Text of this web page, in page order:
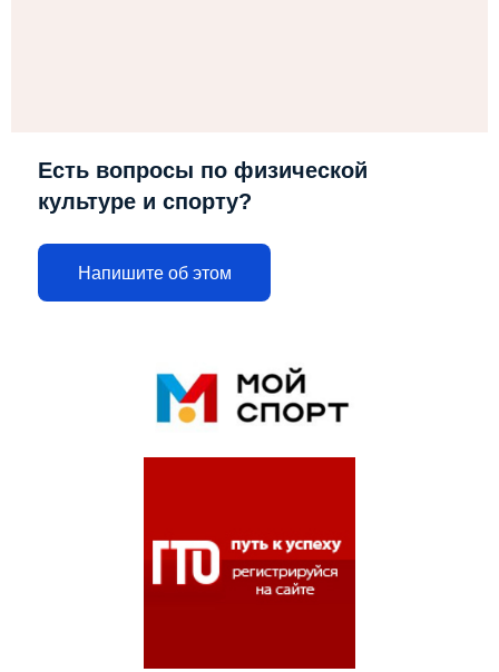
Есть вопросы по физической
культуре и спорту?
Напишите об этом